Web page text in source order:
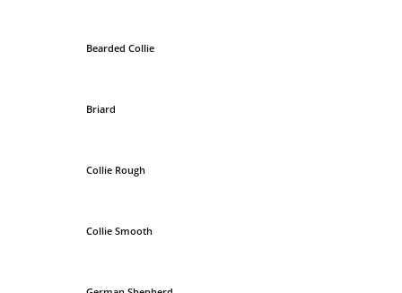
Bearded Collie
Briard
Collie Rough
Collie Smooth